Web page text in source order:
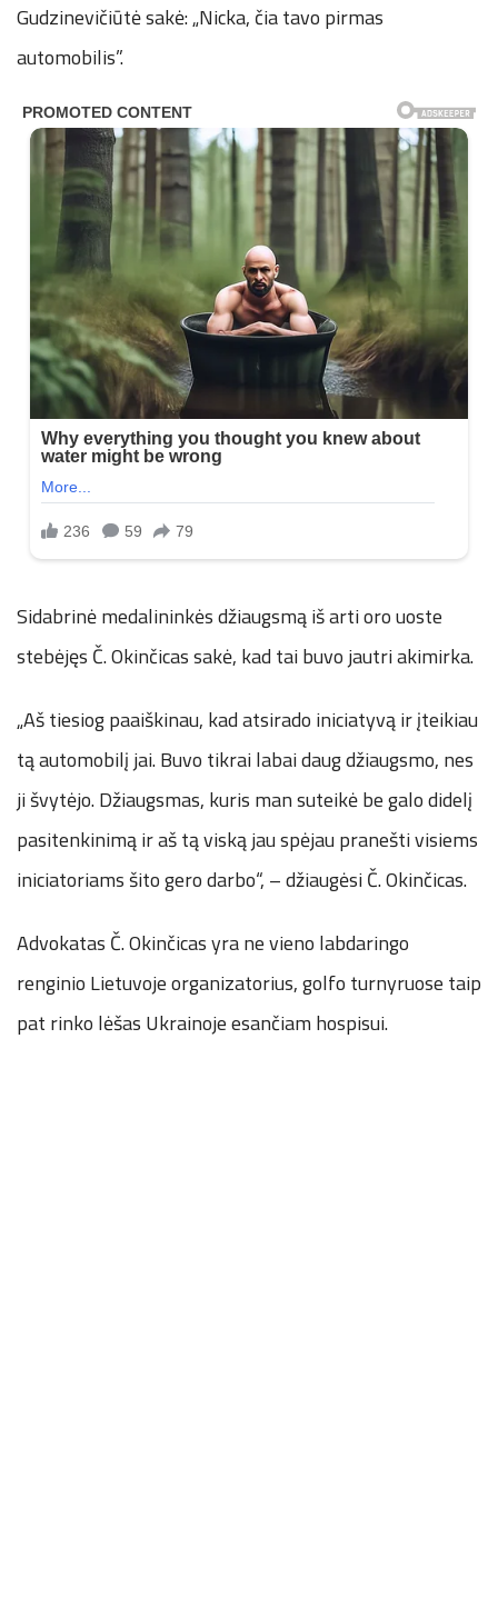
Gudzinevičiūtė sakė: „Nicka, čia tavo pirmas
automobilis”.
Sidabrinė medalininkės džiaugsmą iš arti oro uoste
stebėjęs Č. Okinčicas sakė, kad tai buvo jautri akimirka.
„Aš tiesiog paaiškinau, kad atsirado iniciatyvą ir įteikiau
tą automobilį jai. Buvo tikrai labai daug džiaugsmo, nes
ji švytėjo. Džiaugsmas, kuris man suteikė be galo didelį
pasitenkinimą ir aš tą viską jau spėjau pranešti visiems
iniciatoriams šito gero darbo“, – džiaugėsi Č. Okinčicas.
Advokatas Č. Okinčicas yra ne vieno labdaringo
renginio Lietuvoje organizatorius, golfo turnyruose taip
pat rinko lėšas Ukrainoje esančiam hospisui.